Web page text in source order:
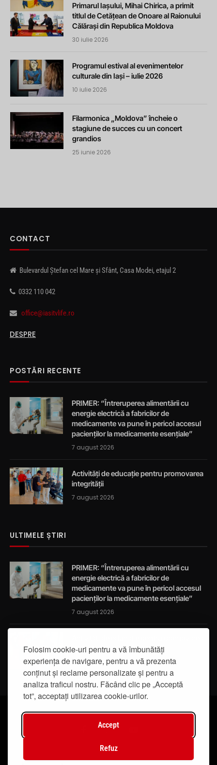
Folosim cookie-uri pentru a vă îmbunătăți
experiența de navigare, pentru a vă prezenta
conținut și reclame personalizate și pentru a
analiza traficul nostru. Făcând clic pe „Acceptă
tot”, acceptați utilizarea cookie-urilor.
Accept
Refuz
Primarul Iașului, Mihai Chirica, a primit
titlul de Cetățean de Onoare al Raionului
Călărași din Republica Moldova
30 iulie 2026
Programul estival al evenimentelor
culturale din Iași – iulie 2026
10 iulie 2026
Filarmonica „Moldova” încheie o
stagiune de succes cu un concert
grandios
25 iunie 2026
CONTACT
Bulevardul Ștefan cel Mare și Sfânt, Casa Modei, etajul 2
0332 110 042
office@iasitvlife.ro
DESPRE
POSTĂRI RECENTE
PRIMER: “Întreruperea alimentării cu
energie electrică a fabricilor de
medicamente va pune în pericol accesul
pacienților la medicamente esențiale”
7 august 2026
Activități de educație pentru promovarea
integrității
7 august 2026
ULTIMELE ȘTIRI
PRIMER: “Întreruperea alimentării cu
energie electrică a fabricilor de
medicamente va pune în pericol accesul
pacienților la medicamente esențiale”
7 august 2026
integrității
7 august 2026
© 2019 - IasiTV Life. Toate drepturile rezervate.